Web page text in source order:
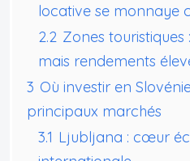
locative se monnaye
2.2 Zones
mais rendements
3 Où investir en
principaux marchés
3.1 Ljubljana : cœur